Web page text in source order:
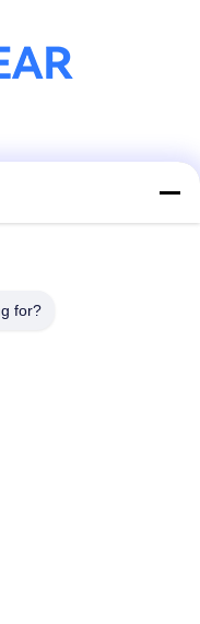
for?